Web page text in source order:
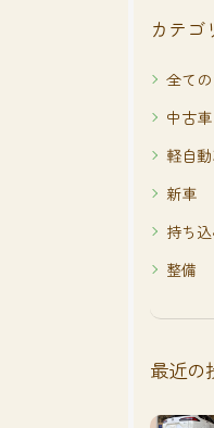
カテゴ
全て
中古車
軽自
新車
持ち
整備
最近の